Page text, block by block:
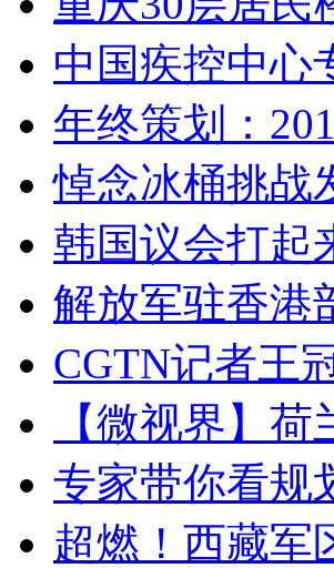
中国疾控中心
年终策划：
悼念冰桶挑战
韩国议会打起
解放军驻香港
CGTN记者王
【微视界】
专家带你看规
超燃！西藏军